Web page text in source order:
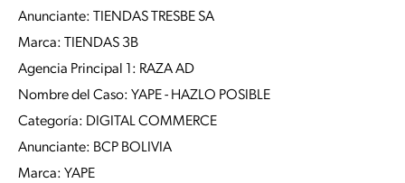
Anunciante: TIENDAS TRESBE SA
Marca: TIENDAS 3B
Agencia Principal 1: RAZA AD
Nombre del Caso: YAPE - HAZLO POSIBLE
Categoría: DIGITAL COMMERCE
Anunciante: BCP BOLIVIA
Marca: YAPE